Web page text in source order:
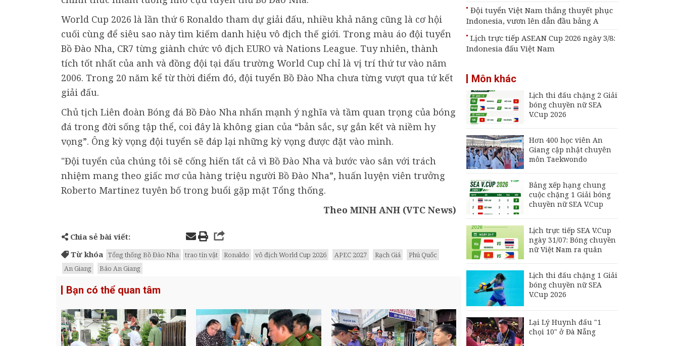
World Cup 2026 là lần thứ 6 Ronaldo tham dự giải đấu, nhiều khả năng cũng là cơ hội
cuối cùng để siêu sao này tìm kiếm danh hiệu vô địch thế giới. Trong màu áo đội tuyển
Bồ Đào Nha, CR7 từng giành chức vô địch EURO và Nations League. Tuy nhiên, thành
tích tốt nhất của anh và đồng đội tại đấu trường World Cup chỉ là vị trí thứ tư vào năm
2006. Trong 20 năm kể từ thời điểm đó, đội tuyển Bồ Đào Nha chưa từng vượt qua tứ kết
giải đấu.
Chủ tịch Liên đoàn Bóng đá Bồ Đào Nha nhấn mạnh ý nghĩa và tầm quan trọng của bóng
đá trong đời sống tập thể, coi đây là không gian của “bản sắc, sự gắn kết và niềm hy
vọng”. Ông kỳ vọng đội tuyển sẽ đáp lại những kỳ vọng được đặt vào mình.
"Đội tuyển của chúng tôi sẽ cống hiến tất cả vì Bồ Đào Nha và bước vào sân với trách
nhiệm mang theo giấc mơ của hàng triệu người Bồ Đào Nha”, huấn luyện viên trưởng
Roberto Martinez tuyên bố trong buổi gặp mặt Tổng thống.
Theo MINH ANH (VTC News)
Chia sẻ bài viết:
Từ khóa Tổng thống Bồ Đào Nha trao tín vật Ronaldo vô địch World Cup 2026 APEC 2027 Rạch Giá
Phú Quốc
An Giang
Báo An Giang
Bạn có thể quan tâm
thắng thuyết phục
Indonesia, vươn lên
dẫn đầu bảng A
Đội tuyển Việt Nam thắng thuyết phục
Indonesia, vươn lên dẫn đầu bảng A
Lịch trực tiếp ASEAN Cup 2026 ngày 3/8:
Indonesia đấu Việt Nam
Môn khác
Lịch thi đấu chặng 2 Giải
bóng chuyền nữ SEA
V.Cup 2026
Hơn 400 học viên An
Giang cập nhật chuyên
môn Taekwondo
Bảng xếp hạng chung
cuộc chặng 1 Giải bóng
chuyền nữ SEA V.Cup
Lịch trực tiếp SEA V.Cup
ngày 31/07: Bóng chuyền
nữ Việt Nam ra quân
Lịch thi đấu chặng 1 Giải
bóng chuyền nữ SEA
V.Cup 2026
Lại Lý Huynh đấu "1
chọi 10" ở Đà Nẵng